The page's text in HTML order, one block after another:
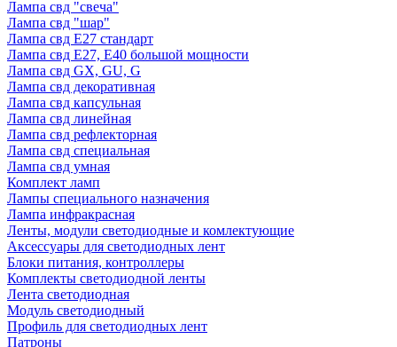
Лампа свд "свеча"
Лампа свд "шар"
Лампа свд E27 стандарт
Лампа свд E27, Е40 большой мощности
Лампа свд GX, GU, G
Лампа свд декоративная
Лампа свд капсульная
Лампа свд линейная
Лампа свд рефлекторная
Лампа свд специальная
Лампа свд умная
Комплект ламп
Лампы специального назначения
Лампа инфракрасная
Ленты, модули светодиодные и комлектующие
Аксессуары для светодиодных лент
Блоки питания, контроллеры
Комплекты светодиодной ленты
Лента светодиодная
Модуль светодиодный
Профиль для светодиодных лент
Патроны